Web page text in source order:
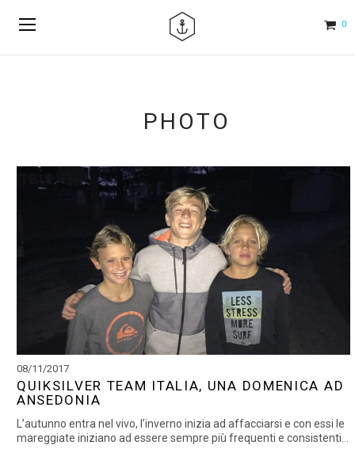
0
PHOTO
08/11/2017
QUIKSILVER TEAM ITALIA, UNA DOMENICA AD
ANSEDONIA
L’autunno entra nel vivo, l’inverno inizia ad affacciarsi e con essi le
mareggiate iniziano ad essere sempre più frequenti e consistenti...